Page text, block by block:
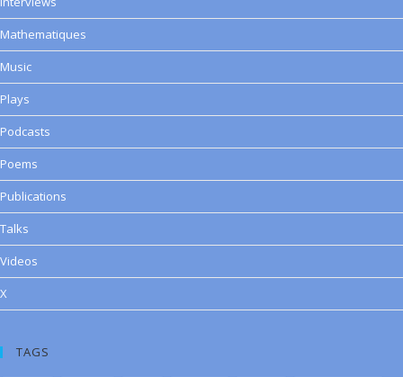
Mathematiques
Music
Plays
Podcasts
Poems
Publications
Talks
Videos
X
TAGS